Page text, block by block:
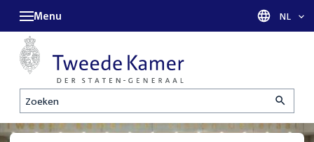
Zoeken
Menu Taal
NL